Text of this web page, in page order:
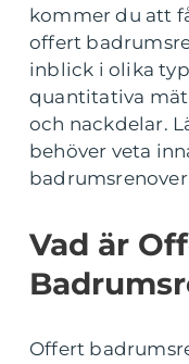
kommer du att
offert
inblick i olika
quantitativa
och nackdelar.
behöver veta
Vad är
Offert